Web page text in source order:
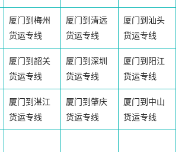
厦门到梅州
货运专线
厦门到清远
货运专线
厦门到汕头
货运专线
厦门到韶关
货运专线
厦门到深圳
货运专线
厦门到阳江
货运专线
厦门到湛江
货运专线
厦门到肇庆
货运专线
厦门到中山
货运专线